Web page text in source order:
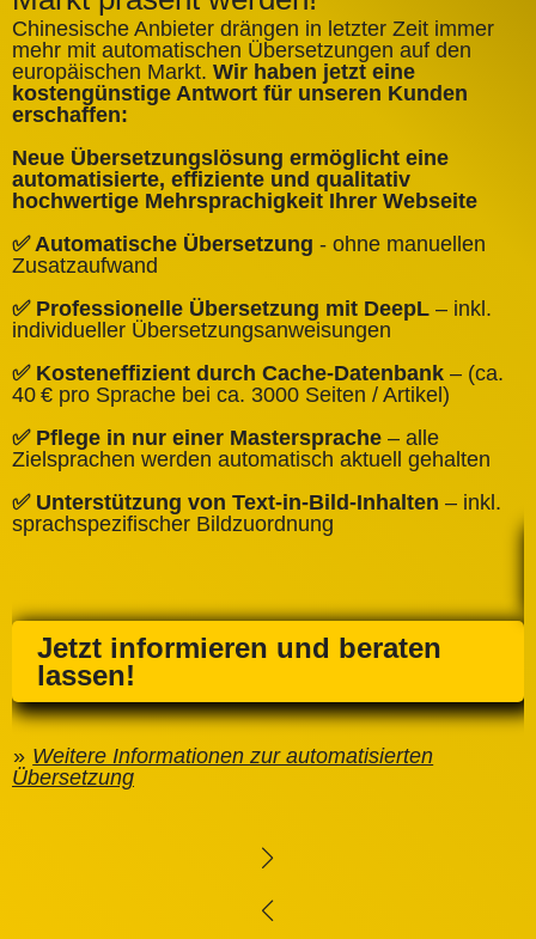
Chinesische Anbieter drängen in letzter Zeit immer
mehr mit automatischen Übersetzungen auf den
europäischen Markt. Wir haben jetzt eine
kostengünstige Antwort für unseren Kunden
erschaffen:
Neue Übersetzungslösung ermöglicht eine
automatisierte, effiziente und qualitativ
hochwertige Mehrsprachigkeit Ihrer Webseite
✅ Automatische Übersetzung - ohne manuellen
Zusatzaufwand
✅ Professionelle Übersetzung mit DeepL – inkl.
individueller Übersetzungsanweisungen
✅ Kosteneffizient durch Cache‑Datenbank – (ca.
40 € pro Sprache bei ca. 3000 Seiten / Artikel)
✅ Pflege in nur einer Mastersprache – alle
Zielsprachen werden automatisch aktuell gehalten
✅ Unterstützung von Text‑in‑Bild‑Inhalten – inkl.
sprachspezifischer Bildzuordnung
Jetzt informieren und beraten
lassen!
Weitere Informationen zur automatisierten
Übersetzung